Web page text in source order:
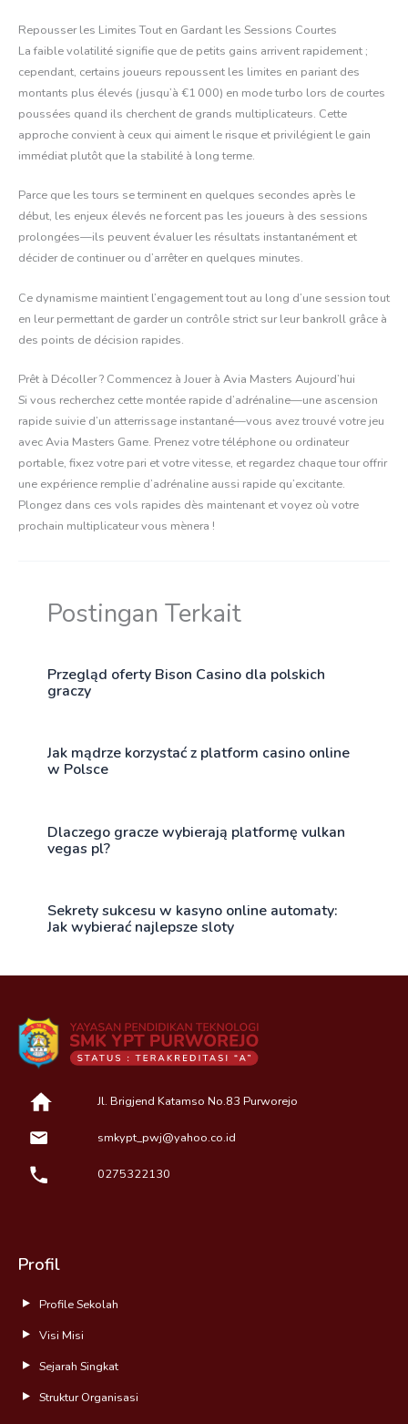
Repousser les Limites Tout en Gardant les Sessions Courtes
La faible volatilité signifie que de petits gains arrivent rapidement ;
cependant, certains joueurs repoussent les limites en pariant des
montants plus élevés (jusqu’à €1 000) en mode turbo lors de courtes
poussées quand ils cherchent de grands multiplicateurs. Cette
approche convient à ceux qui aiment le risque et privilégient le gain
immédiat plutôt que la stabilité à long terme.
Parce que les tours se terminent en quelques secondes après le
début, les enjeux élevés ne forcent pas les joueurs à des sessions
prolongées—ils peuvent évaluer les résultats instantanément et
décider de continuer ou d’arrêter en quelques minutes.
Ce dynamisme maintient l’engagement tout au long d’une session tout
en leur permettant de garder un contrôle strict sur leur bankroll grâce à
des points de décision rapides.
Prêt à Décoller ? Commencez à Jouer à Avia Masters Aujourd’hui
Si vous recherchez cette montée rapide d’adrénaline—une ascension
rapide suivie d’un atterrissage instantané—vous avez trouvé votre jeu
avec Avia Masters Game. Prenez votre téléphone ou ordinateur
portable, fixez votre pari et votre vitesse, et regardez chaque tour offrir
une expérience remplie d’adrénaline aussi rapide qu’excitante.
Plongez dans ces vols rapides dès maintenant et voyez où votre
prochain multiplicateur vous mènera !
Postingan Terkait
Przegląd oferty Bison Casino dla polskich
graczy
Jak mądrze korzystać z platform casino online
w Polsce
Dlaczego gracze wybierają platformę vulkan
vegas pl?
Sekrety sukcesu w kasyno online automaty:
Jak wybierać najlepsze sloty
Jl. Brigjend Katamso No.83 Purworejo
smkypt_pwj@yahoo.co.id
0275322130
Profil
Profile Sekolah
Visi Misi
Sejarah Singkat
Struktur Organisasi